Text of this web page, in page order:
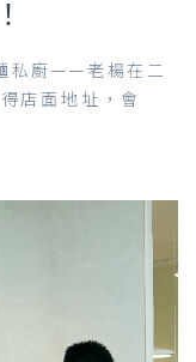
私廚——老楊在二
店面地址，會